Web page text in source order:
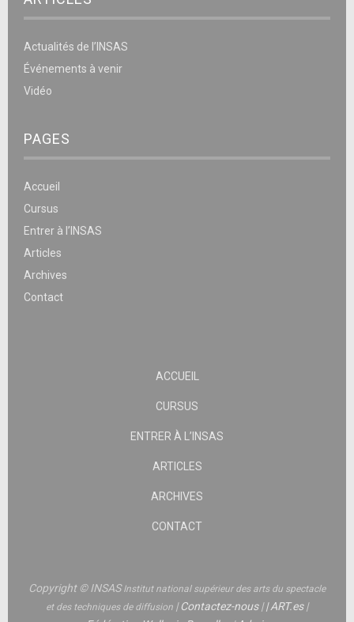
Actualités de l’INSAS
Événements à venir
Vidéo
PAGES
Accueil
Cursus
Entrer à l’INSAS
Articles
Archives
Contact
ACCUEIL
CURSUS
ENTRER À L’INSAS
ARTICLES
ARCHIVES
CONTACT
Copyright © INSASInstitut national supérieur des arts du spectacle
et des techniques de diffusion |Contactez-nous||ART.es|